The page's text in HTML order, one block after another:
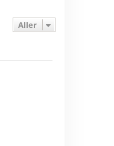
Aller